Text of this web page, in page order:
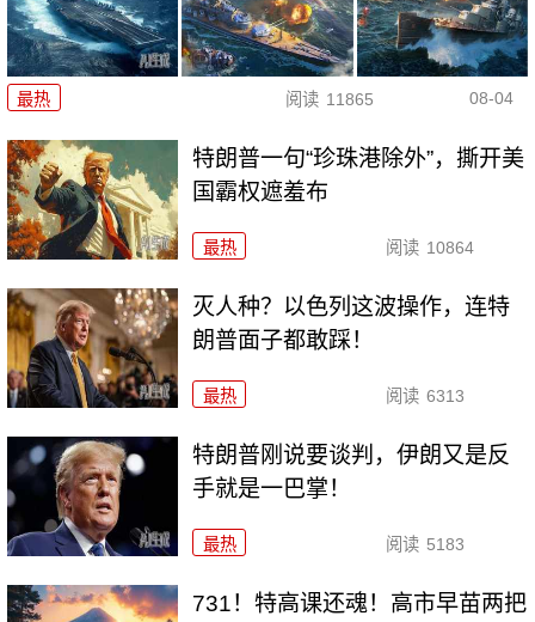
最热 阅读 11865 08-04
特朗普一句“珍珠港除外”，撕开美
国霸权遮羞布
最热 阅读 10864
灭人种？以色列这波操作，连特
朗普面子都敢踩！
最热 阅读 6313
特朗普刚说要谈判，伊朗又是反
手就是一巴掌！
最热 阅读 5183
731！特高课还魂！高市早苗两把